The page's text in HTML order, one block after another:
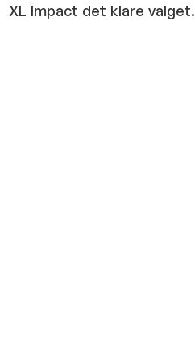
XL Impact det klare valget.